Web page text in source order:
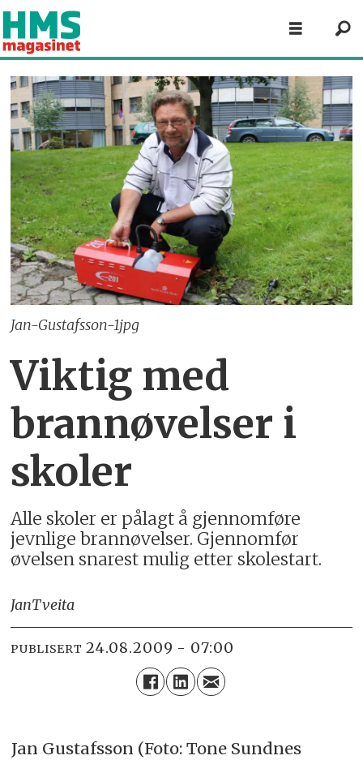
Jan-Gustafsson-1jpg
Viktig med
brannøvelser i
skoler
Alle skoler er pålagt å gjennomføre
jevnlige brannøvelser. Gjennomfør
øvelsen snarest mulig etter skolestart.
JanTveita
PUBLISERT 24.08.2009 - 07:00
Jan Gustafsson (Foto: Tone Sundnes